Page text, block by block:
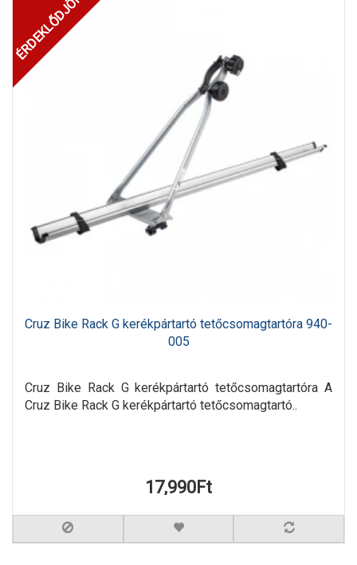
ÉRDEKLŐDJÖN!
Cruz Bike Rack G kerékpártartó tetőcsomagtartóra 940-
005
Cruz Bike Rack G kerékpártartó tetőcsomagtartóra A
Cruz Bike Rack G kerékpártartó tetőcsomagtartó..
17,990Ft